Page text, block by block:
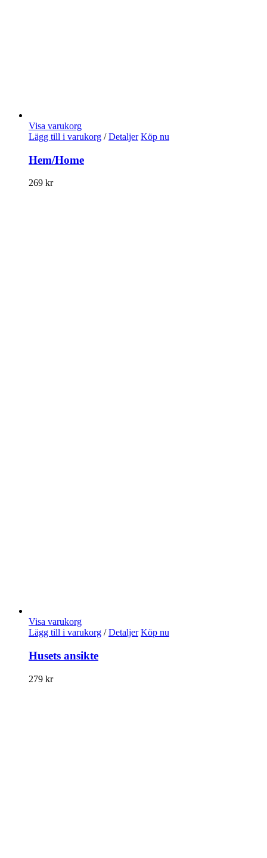
Visa varukorg
Lägg till i varukorg / Detaljer Köp nu
Hem/Home
269 kr
Visa varukorg
Lägg till i varukorg / Detaljer Köp nu
Husets ansikte
279 kr